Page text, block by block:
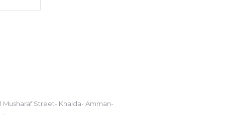
Musharaf Street- Khalda- Amman-